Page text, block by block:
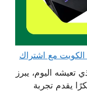
تعيشه اليوم، يبرز
يقدم تجربة